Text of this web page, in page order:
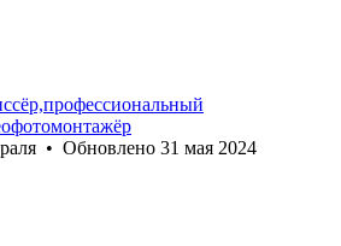
• Обновлено 31 мая 2024